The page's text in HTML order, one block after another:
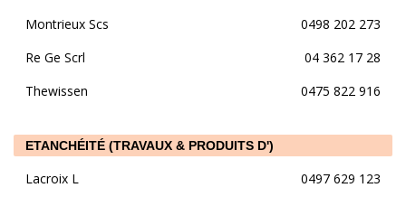
Montrieux Scs
0498 202 273
Re Ge Scrl
04 362 17 28
Thewissen
0475 822 916
ETANCHÉITÉ (TRAVAUX & PRODUITS D')
Lacroix L 0497 629 123